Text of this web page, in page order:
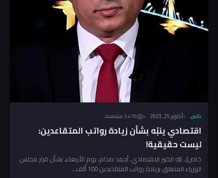
خاص أكتوبر 25, 2023 3٬470 مشاهدة
اقتصادي ينبّه بشأن زيادة رواتب المتقاعدين:
ليست حقيقية!
خاص|.. نبّه الخبير الاقتصادي، أحمد صدام، يوم الأربعاء، بشأن قرار مجلس
الوزراء المتعلق بزيادة رواتب المتقاعدين 100 ألف...